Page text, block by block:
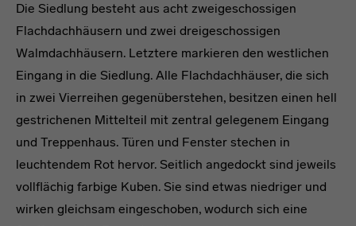
Die Siedlung besteht aus acht zweigeschossigen
Flachdachhäusern und zwei dreigeschossigen
Walmdachhäusern. Letztere markieren den westlichen
Eingang in die Siedlung. Alle Flachdachhäuser, die sich
in zwei Vierreihen gegenüberstehen, besitzen einen hell
gestrichenen Mittelteil mit zentral gelegenem Eingang
und Treppenhaus. Türen und Fenster stechen in
leuchtendem Rot hervor. Seitlich angedockt sind jeweils
vollflächig farbige Kuben. Sie sind etwas niedriger und
wirken gleichsam eingeschoben, wodurch sich eine